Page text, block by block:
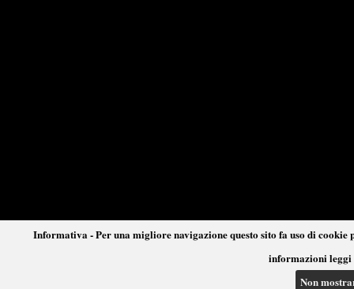
Informativa - Per una migliore navigazione questo sito fa uso di
informazioni leggi
Non